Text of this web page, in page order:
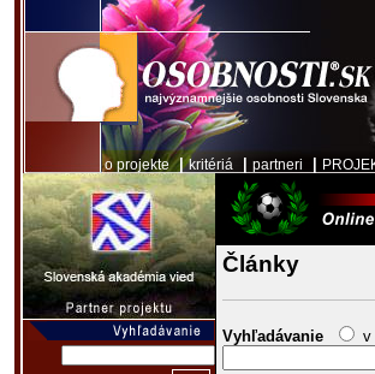
o projekte|kritériá partneri
Články
Vyhľadávanie v